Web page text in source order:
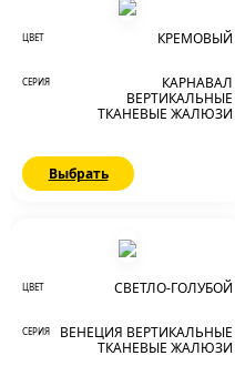
ЦВЕТ КРЕМОВЫЙ
СЕРИЯ
КАРНАВАЛ
ВЕРТИКАЛЬНЫЕ
ТКАНЕВЫЕ ЖАЛЮЗИ
Выбрать
ЦВЕТ СВЕТЛО-ГОЛУБОЙ
СЕРИЯ
ВЕНЕЦИЯ ВЕРТИКАЛЬНЫЕ
ТКАНЕВЫЕ ЖАЛЮЗИ